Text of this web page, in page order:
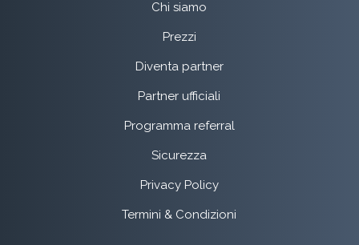
Chi siamo
Prezzi
Diventa partner
Partner ufficiali
Programma referral
Sicurezza
Privacy Policy
Termini & Condizioni